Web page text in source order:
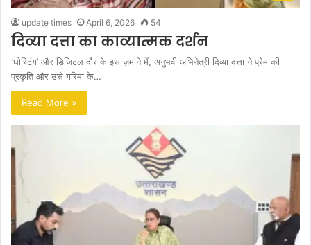
update times April 6, 2026 54
दिव्या दत्ता का काव्यात्मक दर्शन
‘घोस्टिंग’ और डिजिटल दौर के इस ज़माने में, अनुभवी अभिनेत्री दिव्या दत्ता ने प्रेम की
प्रकृति और उसे गरिमा के…
Read More »